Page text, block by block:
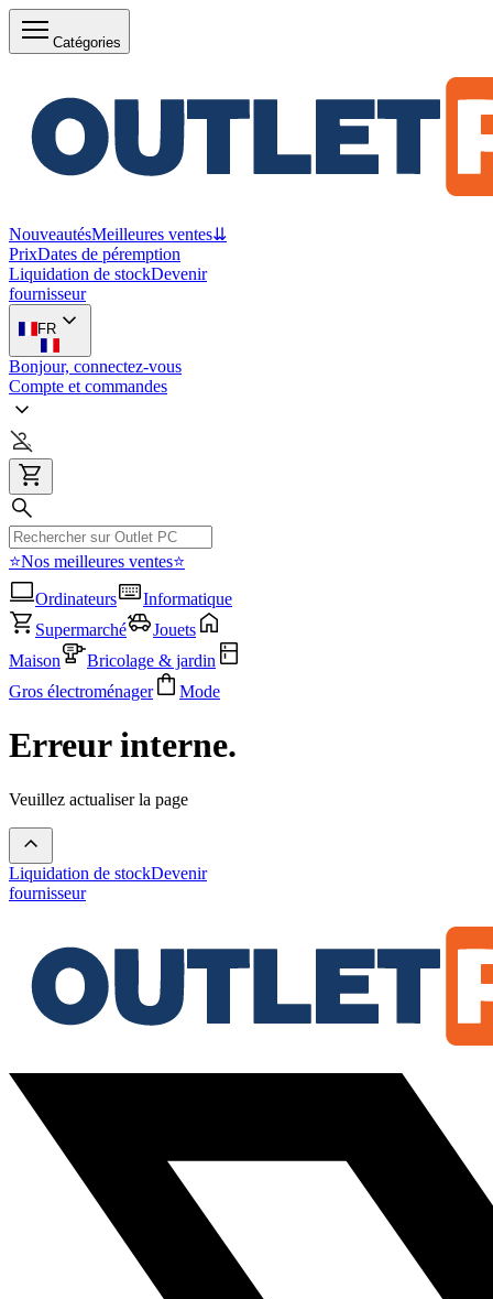
Catégories
NouveautésMeilleures ventes⇊
PrixDates de péremption
Liquidation de stockDevenir
fournisseur
FR
Bonjour, connectez-vous
Compte et commandes
⭐Nos meilleures ventes⭐
Ordinateurs
Informatique
Supermarché
Jouets
Maison
Bricolage & jardin
Gros électroménager
Mode
Erreur interne.
Veuillez actualiser la page
Liquidation de stockDevenir
fournisseur